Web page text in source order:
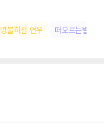
명불허전 연우 떠오르는별 앵두